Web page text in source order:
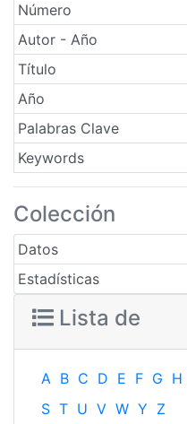
Número
Autor - Año
Título
Año
Palabras Clave
Keywords
Colección
Datos
Estadísticas
Lista de
A B C D E F G H
S T U V W Y Z